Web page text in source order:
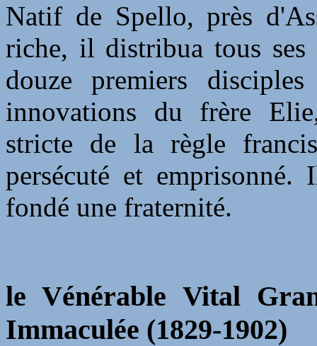
Natif de Spello, près
riche, il distribua tous
douze premiers
innovations du frère
stricte de la règle
persécuté et
fondé une fraternité.
le Vénérable Vital
Immaculée (1829-1902)